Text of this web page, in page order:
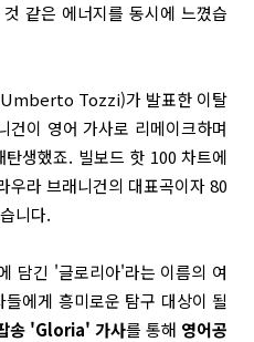
같은 에너지를 동시에 느꼈습
Tozzi)가 발표한 이탈
건이 영어 가사로 리메이크하며
생했죠. 빌보드 핫 100 차트에
우라 브래니건의 대표곡이자 80
니다.
담긴 '글로리아'라는 이름의 여
에게 흥미로운 탐구 대상이 될
송 'Gloria' 가사를 통해 영어공